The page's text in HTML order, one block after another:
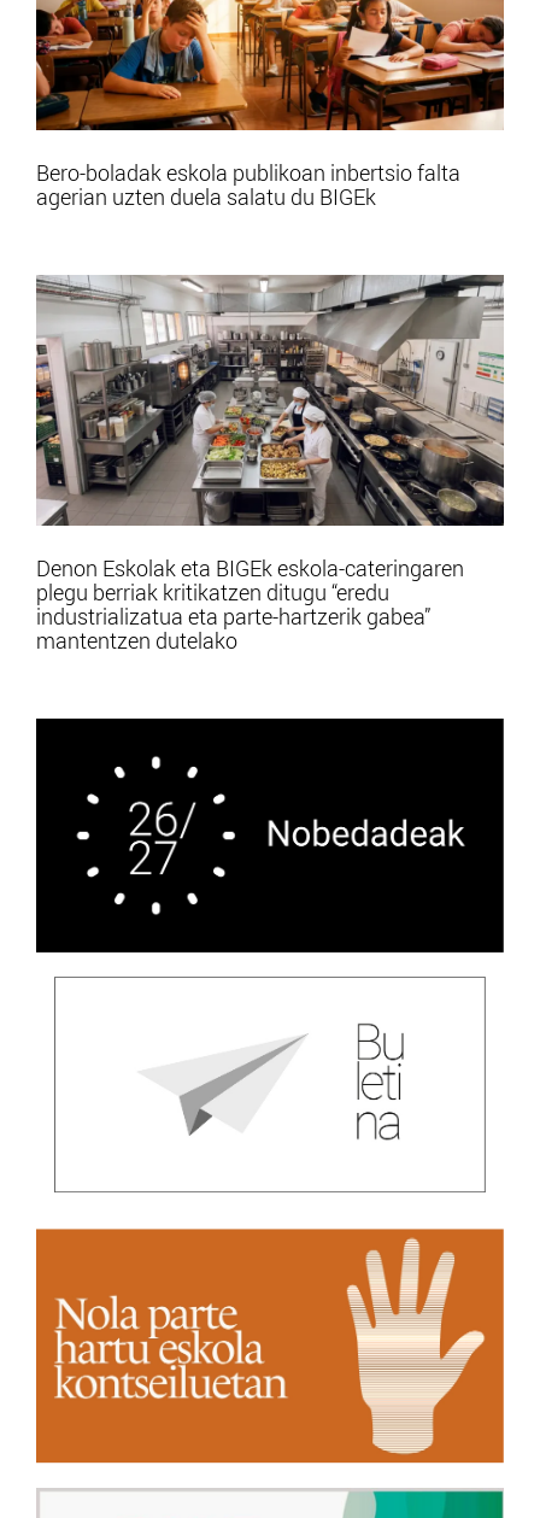
Bero-boladak eskola publikoan inbertsio falta
agerian uzten duela salatu du BIGEk
Denon Eskolak eta BIGEk eskola-cateringaren
plegu berriak kritikatzen ditugu “eredu
industrializatua eta parte-hartzerik gabea”
mantentzen dutelako